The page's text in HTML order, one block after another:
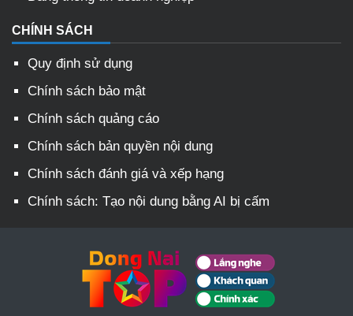
CHÍNH SÁCH
Quy định sử dụng
Chính sách bảo mật
Chính sách quảng cáo
Chính sách bản quyền nội dung
Chính sách đánh giá và xếp hạng
Chính sách: Tạo nội dung bằng AI bị cấm